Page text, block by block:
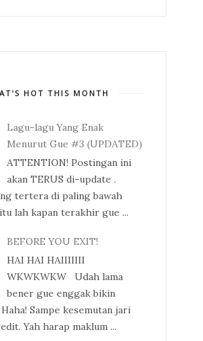
HOT THIS MONTH
Lagu-lagu Yang Enak
Menurut Gue #3 (UPDATED)
ATTENTION! Postingan ini
akan TERUS di-update .
tertera di paling bawah
lah kapan terakhir gue ...
BEFORE YOU EXIT!
HAI HAI HAIIIIIII
WKWKWKW Udah lama
bener gue enggak bikin
Sampe kesemutan jari
Yah harap maklum ...